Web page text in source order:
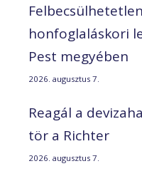
honfoglaláskori
Pest megyében
2026. augusztus 7.
Reagál a
tör a Richter
2026. augusztus 7.